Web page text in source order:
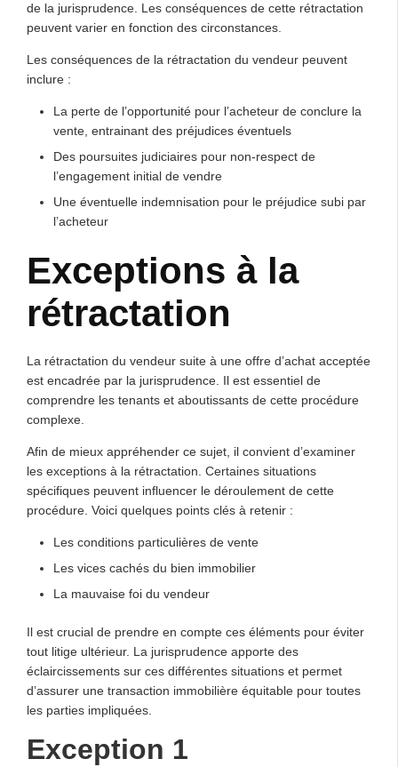
de la jurisprudence. Les conséquences de cette rétractation
peuvent varier en fonction des circonstances.
Les conséquences de la rétractation du vendeur peuvent
inclure :
La perte de l’opportunité pour l’acheteur de conclure la
vente, entrainant des préjudices éventuels
Des poursuites judiciaires pour non-respect de
l’engagement initial de vendre
Une éventuelle indemnisation pour le préjudice subi par
l’acheteur
Exceptions à la
rétractation
La rétractation du vendeur suite à une offre d’achat acceptée
est encadrée par la jurisprudence. Il est essentiel de
comprendre les tenants et aboutissants de cette procédure
complexe.
Afin de mieux appréhender ce sujet, il convient d’examiner
les exceptions à la rétractation. Certaines situations
spécifiques peuvent influencer le déroulement de cette
procédure. Voici quelques points clés à retenir :
Les conditions particulières de vente
Les vices cachés du bien immobilier
La mauvaise foi du vendeur
Il est crucial de prendre en compte ces éléments pour éviter
tout litige ultérieur. La jurisprudence apporte des
éclaircissements sur ces différentes situations et permet
d’assurer une transaction immobilière équitable pour toutes
les parties impliquées.
Exception 1